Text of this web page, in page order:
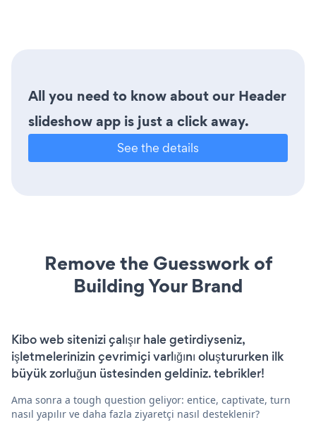
All you need to know about our Header
slideshow app is just a click away.
See the details
Remove the Guesswork of
Building Your Brand
Kibo web sitenizi çalışır hale getirdiyseniz,
işletmelerinizin çevrimiçi varlığını oluştururken ilk
büyük zorluğun üstesinden geldiniz. tebrikler!
Ama sonra a tough question geliyor: entice, captivate, turn
nasıl yapılır ve daha fazla ziyaretçi nasıl desteklenir?